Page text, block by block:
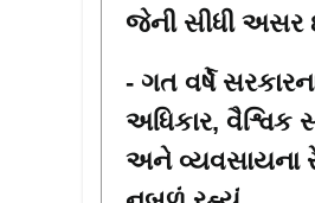
જેની સીધી અસર
- ગત વર્ષે
અધિકાર, વૈશ્વિક
અને વ્યવસાયના